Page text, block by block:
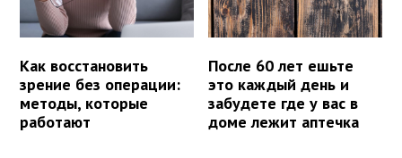
Как восстановить
зрение без операции:
методы, которые
работают
После 60 лет ешьте
это каждый день и
забудете где у вас в
доме лежит аптечка